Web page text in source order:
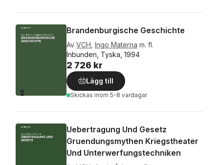
Brandenburgische Geschichte
Av VCH Ingo Materna m. fl.
Inbunden, Tyska, 1994
2 726 kr
Lägg till
Skickas inom 5-8 vardagar
Uebertragung Und Gesetz
Gruendungsmythen Kriegstheater
Und Unterwerfungstechniken